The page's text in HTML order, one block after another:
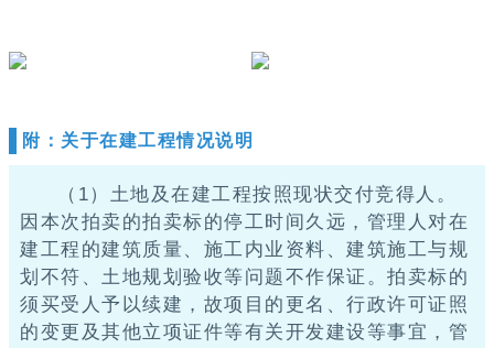
附：关于在建工程情况说明
（1）土地及在建工程按照现状交付竞得人。
因本次拍卖的拍卖标的停工时间久远，管理人对在
建工程的建筑质量、施工内业资料、建筑施工与规
划不符、土地规划验收等问题不作保证。拍卖标的
须买受人予以续建，故项目的更名、行政许可证照
的变更及其他立项证件等有关开发建设等事宜，管